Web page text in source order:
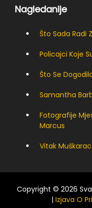
Nagledanije
Što Sada Radi
Policajci Koje
Što Se
Samantha
Fotografije
Marcus
Vitak
Copyright © 2026
| Izjava O